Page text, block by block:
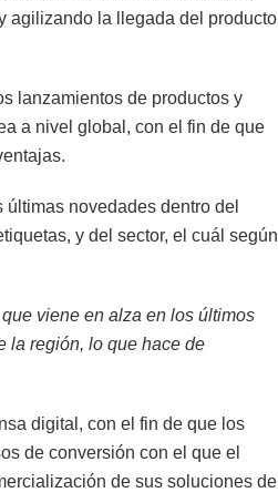
agilizando la llegada del producto
lanzamientos de productos y
a nivel global, con el fin de que
novedades dentro del
y del sector, el cuál según
viene en alza en los últimos
la región, lo que hace de
digital, con el fin de que los
de conversión con el que el
de sus soluciones de